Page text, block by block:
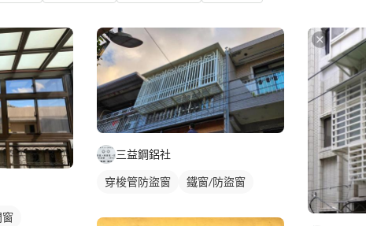
窗
三益鋼鋁社
穿梭管防盜窗 鐵窗/防盜窗